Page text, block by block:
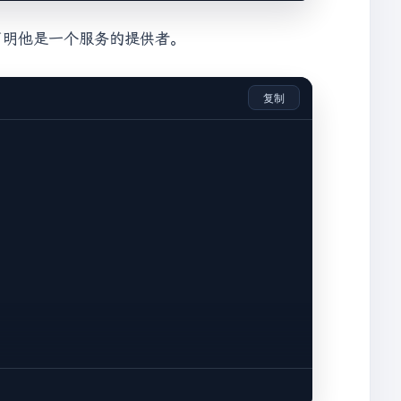
他是一个服务的提供者。
复制